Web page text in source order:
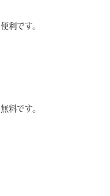
利です。
料です。